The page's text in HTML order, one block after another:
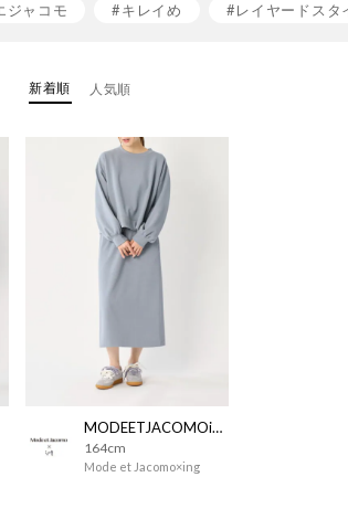
ジャコモ #キレイめ #レイヤードスタ
新着順 人気順
MODEETJACOMOingSTAFF
164cm
Mode et Jacomo×ing